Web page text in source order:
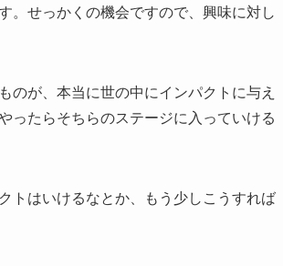
せっかくの機会ですので、興味に対し
のが、本当に世の中にインパクトに与え
ったらそちらのステージに入っていける
トはいけるなとか、もう少しこうすれば